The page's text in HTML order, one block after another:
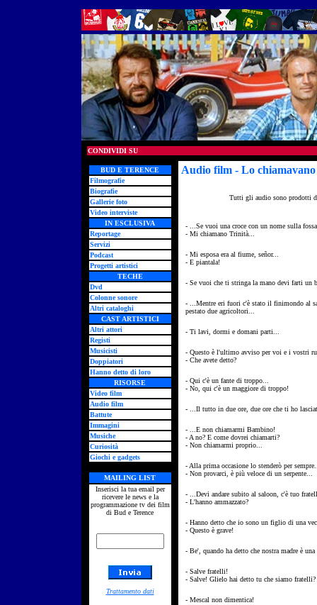
CONDIVIDI SU
BUD E TERENCE
Filmografie
Biografie
Gallerie foto
Video interviste
IN ESCLUSIVA
Reportage
Servizi
Podcast
Progetti artistici
TECHE
Dvd
Colonne sonore
Altri cataloghi
CAST ARTISTICI
Altri attori
Registi
Musicisti
Doppiatori
Hanno detto di loro
RISORSE
Video film
Audio film
Battute
Immagini
Musiche
Curiosità
Giochi e gadgets
MAILING LIST
Inserisci la tua email per
ricevere le news e la
programmazione tv dei film
di Bud e Terence
Trattamento dati
Audio film - Lo
Tutti gli audio sono prodotti
- ...Se vuoi una croce con un nome sulla
- Mi chiamano Trinità...
- Mi esposa era al fiume, señor...
- E piantala!
- Se vuoi che ti stringa la mano devi farti un
- ...Mentre eri fuori c'è stato il finimondo al
pestato due agricoltori...
- Ti lavi, dormi e domani parti...
- Questo è l'ultimo avviso per voi e i vostri
- Che avete detto?
- Qui c'è un fante di troppo...
- No, qui c'è un maggiore di troppo!
- ...Il tutto in due ore, due ore che ti ho
- ...E non chiamarmi Bambino!
- A no? E come dovrei chiamarti?
- Non chiamarmi proprio...
- Alla prima occasione lo stenderò per
- Non provarci, è più veloce di un serpente...
- ...Devi andare subito al saloon, c'è tuo
- L'hanno ammazzato?
- Hanno detto che io sono un figlio di una
- Questo è grave!
- Be', quando ha detto che nostra madre è una
- Salve fratelli!
- Salve! Glielo hai detto tu che siamo fratelli?
- Mescal non dimentica!